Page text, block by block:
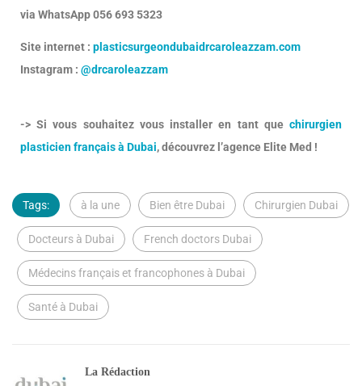
via WhatsApp 056 693 5323
Site internet : plasticsurgeondubaidrcaroleazzam.com
Instagram : @drcaroleazzam
-> Si vous souhaitez vous installer en tant que chirurgien
plasticien français à Dubai, découvrez l’agence Elite Med !
Tags: à la une Bien être Dubai Chirurgien Dubai
Docteurs à Dubai French doctors Dubai
Médecins français et francophones à Dubai
Santé à Dubai
La Rédaction